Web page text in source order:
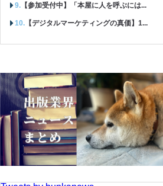
【参加受付中】「本屋に人を呼ぶには...
【デジタルマーケティングの真価】1...